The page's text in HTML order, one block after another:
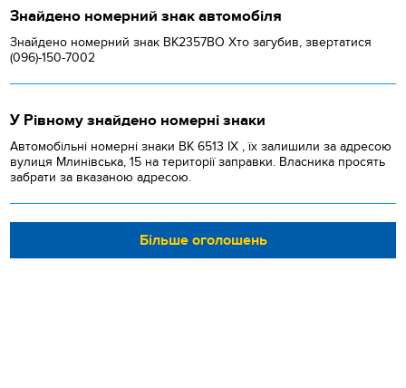
Знайдено номерний знак автомобіля
Знайдено номерний знак ВК2357ВО Хто загубив, звертатися
(096)-150-7002
У Рівному знайдено номерні знаки
Автомобільні номерні знаки BK 6513 IX , їх залишили за адресою
вулиця Млинівська, 15 на території заправки. Власника просять
забрати за вказаною адресою.
Більше оголошень